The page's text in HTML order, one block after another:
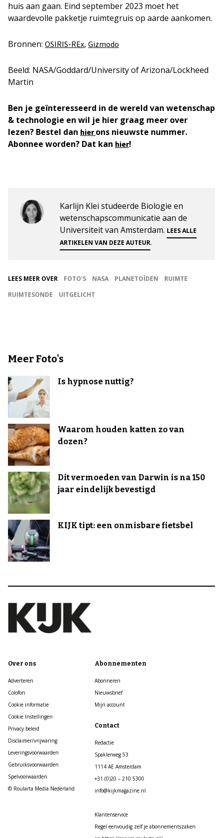
huis aan gaan. Eind september 2023 moet het
waardevolle pakketje ruimtegruis op aarde aankomen.
Bronnen: OSIRIS-REx, Gizmodo
Beeld: NASA/Goddard/University of Arizona/Lockheed
Martin
Ben je geïnteresseerd in de wereld van wetenschap
& technologie en wil je hier graag meer over
lezen? Bestel dan hierons nieuwste nummer.
Abonnee worden? Dat kan hier!
Karlijn Klei studeerde Biologie en
wetenschapscommunicatie aan de
Universiteit van Amsterdam. LEES ALLE
ARTIKELEN VAN DEZE AUTEUR.
LEES MEER OVER FOTO'S NASA PLANETOÏDEN
RUIMTE
RUIMTESONDE
UITGELICHT
Meer Foto's
Is hypnose nuttig?
Waarom houden katten zo van
dozen?
Dit vermoeden van Darwin is na 150
jaar eindelijk bevestigd
KIJK tipt: een onmisbare fietsbel
Over ons
Adverteren
Colofon
Cookie informatie
Cookie Instellingen
Privacy beleid
Disclaimer/vrijwaring
Leveringsvoorwaarden
Gebruiksvoorwaarden
Spelvoorwaarden
© Roularta Media Nederland
Abonnementen
Abonneren
Nieuwsbrief
Mijn account
Contact
Redactie
Spaklerweg 53
1114 AE Amsterdam
+31 (0)20 – 210 5300
info@kijkmagazine.nl
Klantenservice
Regel eenvoudig zelf je abonnementszaken